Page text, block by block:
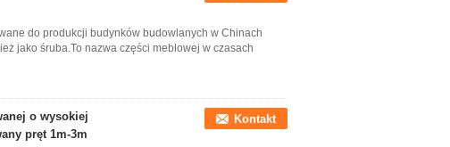
do produkcji budynków budowlanych w Chinach
jako śruba.To nazwa części meblowej w czasach
o wysokiej
pręt 1m-3m
Kontakt